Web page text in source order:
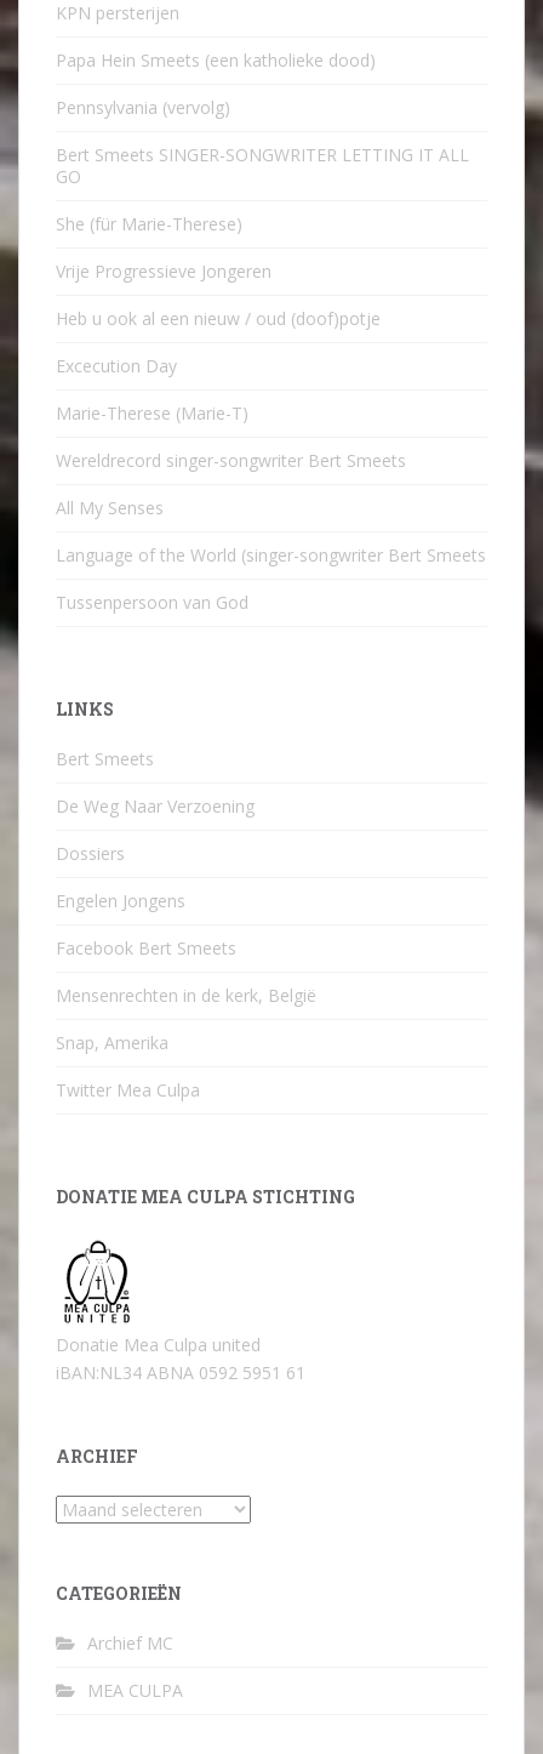
KPN persterijen
Papa Hein Smeets (een katholieke dood)
Pennsylvania (vervolg)
Bert Smeets SINGER-SONGWRITER LETTING IT ALL
GO
She (für Marie-Therese)
Vrije Progressieve Jongeren
Heb u ook al een nieuw / oud (doof)potje
Excecution Day
Marie-Therese (Marie-T)
Wereldrecord singer-songwriter Bert Smeets
All My Senses
Language of the World (singer-songwriter Bert Smeets
Tussenpersoon van God
LINKS
Bert Smeets
De Weg Naar Verzoening
Dossiers
Engelen Jongens
Facebook Bert Smeets
Mensenrechten in de kerk, België
Snap, Amerika
Twitter Mea Culpa
DONATIE MEA CULPA STICHTING
Donatie Mea Culpa united
iBAN:NL34 ABNA 0592 5951 61
ARCHIEF
Archief
CATEGORIEËN
Archief MC
MEA CULPA